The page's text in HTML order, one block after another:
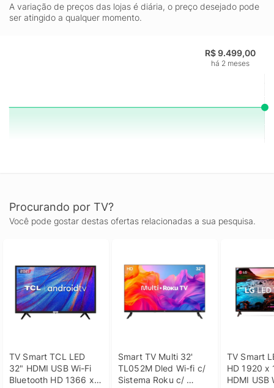
A variação de preços das lojas é diária, o preço desejado pode
ser atingido a qualquer momento.
R$ 9.499,00
há 2 meses
Procurando por TV?
Você pode gostar destas ofertas relacionadas a sua pesquisa.
TV Smart TCL LED
32" HDMI USB Wi-Fi
Bluetooth HD 1366 x
Smart TV Multi 32'
TL052M Dled Wi-fi c/
Sistema Roku c/
TV Smart
HD 1920 x
HDMI USB